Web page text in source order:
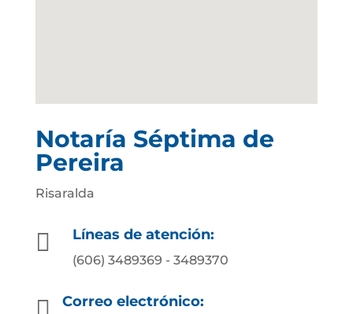
Notaría Séptima de
Pereira
Risaralda
 Líneas de atención:
(606) 3489369 - 3489370
 Correo electrónico: